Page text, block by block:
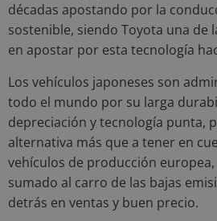
décadas apostando por la
sostenible, siendo Toyota una de
en apostar por esta tecnología
Los vehículos japoneses son
todo el mundo por su larga
depreciación y tecnología punta,
alternativa más que a tener en
vehículos de producción
sumado al carro de las bajas
detrás en ventas y buen precio.